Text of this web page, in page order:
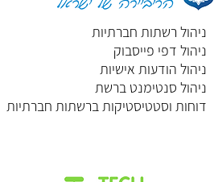
ניהול רשתות חברתיות
ניהול דפי פייסבוק
ניהול הודעות אישיות
ניהול סנטימנט ברשת
דוחות וסטטיסטיקות ברשתות חברתיות